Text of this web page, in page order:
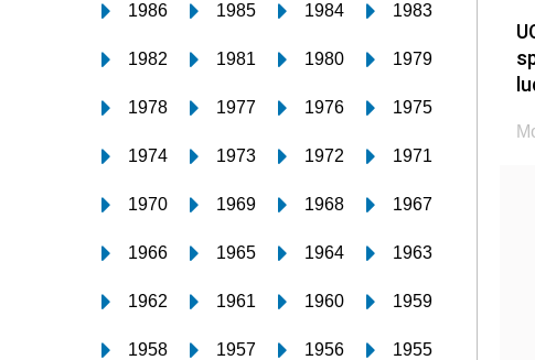
1986 1985 1984 1983
1982 1981 1980 1979
1978 1977 1976 1975
1974 1973 1972 1971
1970 1969 1968 1967
1966 1965 1964 1963
1962 1961 1960 1959
1958 1957 1956 1955